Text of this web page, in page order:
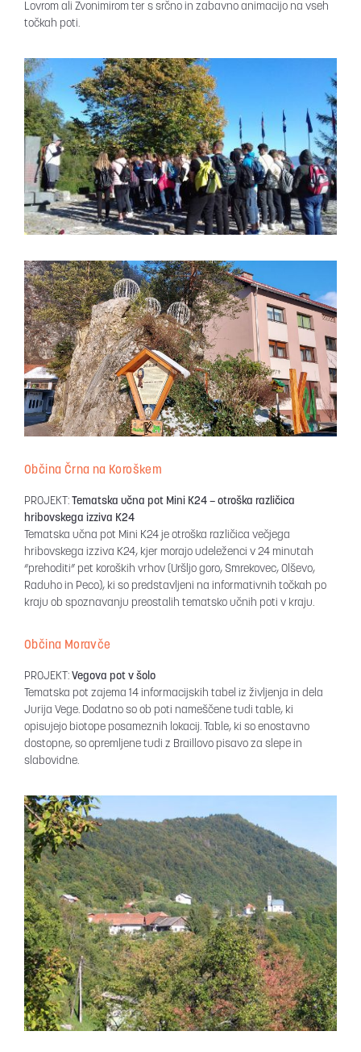
Lovrom ali Zvonimirom ter s srčno in zabavno animacijo na vseh
točkah poti.
Občina Črna na Koroškem
PROJEKT: Tematska učna pot Mini K24 – otroška različica
hribovskega izziva K24
Tematska učna pot Mini K24 je otroška različica večjega
hribovskega izziva K24, kjer morajo udeleženci v 24 minutah
“prehoditi” pet koroških vrhov (Uršljo goro, Smrekovec, Olševo,
Raduho in Peco), ki so predstavljeni na informativnih točkah po
kraju ob spoznavanju preostalih tematsko učnih poti v kraju.
Občina Moravče
PROJEKT: Vegova pot v šolo
Tematska pot zajema 14 informacijskih tabel iz življenja in dela
Jurija Vege. Dodatno so ob poti nameščene tudi table, ki
opisujejo biotope posameznih lokacij. Table, ki so enostavno
dostopne, so opremljene tudi z Braillovo pisavo za slepe in
slabovidne.